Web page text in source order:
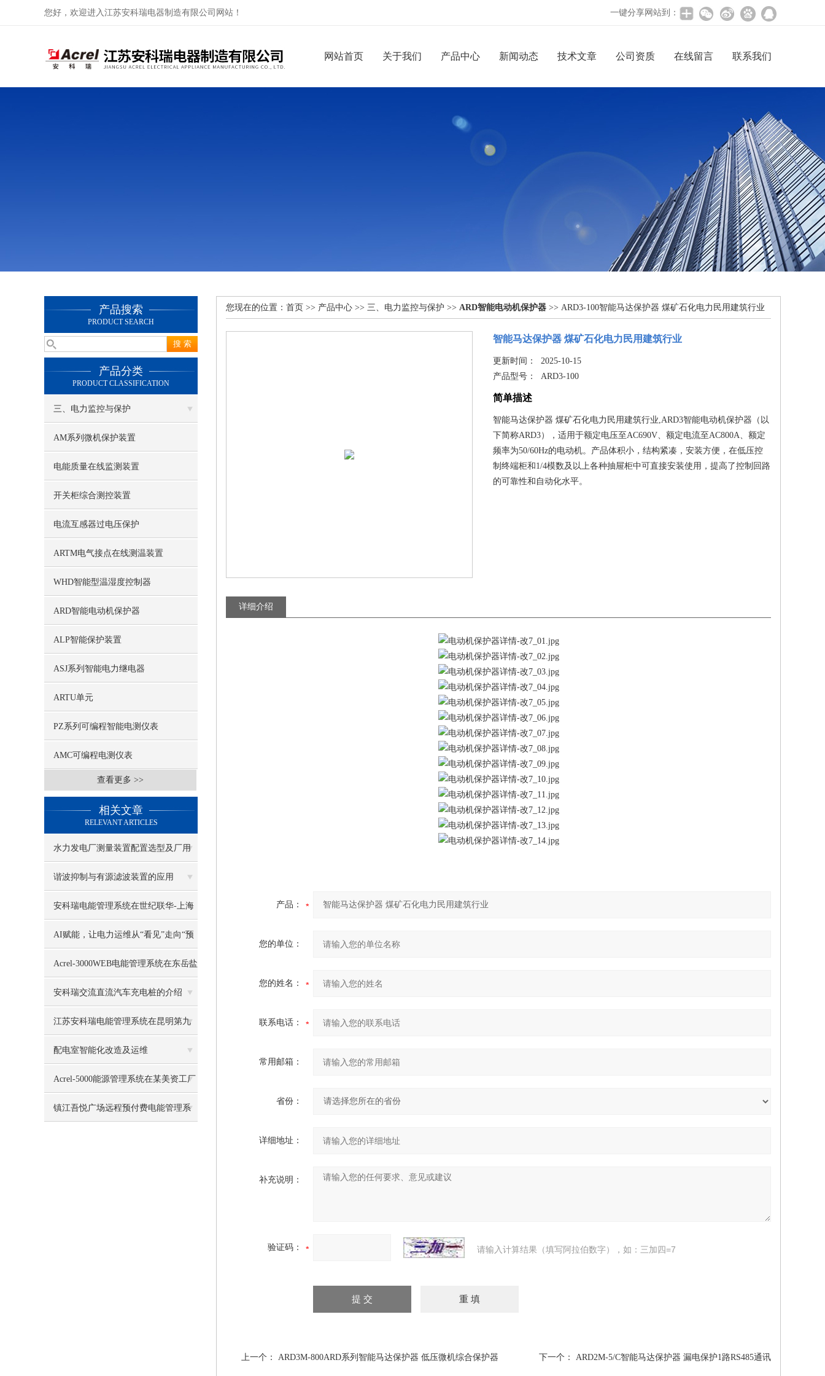
您好，欢迎进入江苏安科瑞电器制造有限公司网站！ 一键分享网站到：
网站首页 关于我们 产品中心 新闻动态 技术文章 公司资质 在线留言 联系我们
产品搜索
PRODUCT SEARCH
产品分类
PRODUCT CLASSIFICATION
三、电力监控与保护
AM系列微机保护装置
电能质量在线监测装置
开关柜综合测控装置
电流互感器过电压保护
ARTM电气接点在线测温装置
WHD智能型温湿度控制器
ARD智能电动机保护器
ALP智能保护装置
ASJ系列智能电力继电器
ARTU单元
PZ系列可编程智能电测仪表
AMC可编程电测仪表
查看更多 >>
相关文章
RELEVANT ARTICLES
水力发电厂测量装置配置选型及厂用
电管理系统
谐波抑制与有源滤波装置的应用
安科瑞电能管理系统在世纪联华-上海
国和路店的应用
AI赋能，让电力运维从“看见”走向“预
见”
Acrel-3000WEB电能管理系统在东岳盐
业的应用
安科瑞交流直流汽车充电桩的介绍
江苏安科瑞电能管理系统在昆明第九
污水处理厂的应用案例
配电室智能化改造及运维
Acrel-5000能源管理系统在某美资工厂
的应用
镇江吾悦广场远程预付费电能管理系
您现在的位置： 首页 >> 产品中心 >> 三、电力监控与保护 >> ARD智能电动机保护器 >> ARD3-100智能马达保护器 煤矿石化电力民用建筑行业
智能马达保护器 煤矿石化电力民用建筑行业
更新时间： 2025-10-15
产品型号：ARD3-100
简单描述
智能马达保护器 煤矿石化电力民用建筑行业,ARD3智能电动机保护器（以
下简称ARD3），适用于额定电压至AC690V、额定电流至AC800A、额定
频率为50/60Hz的电动机。产品体积小，结构紧凑，安装方便，在低压控
制终端柜和1/4模数及以上各种抽屉柜中可直接安装使用，提高了控制回路
的可靠性和自动化水平。
详细介绍
产品：
您的单位：
您的姓名：
联系电话：
常用邮箱：
省份：
详细地址：
补充说明：
验证码： 请输入计算结果（填写阿拉伯数字），如：三加四=7
上一个： ARD3M-800ARD系列智能马达保护器 低压微机综合保护器 下一个： ARD2M-5/C智能马达保护器 漏电保护1路RS485通讯